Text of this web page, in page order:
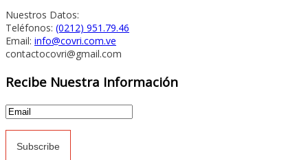
Nuestros Datos:
Teléfonos: (0212) 951.79.46
Email: info@covri.com.ve
contactocovri@gmail.com
Recibe Nuestra Información